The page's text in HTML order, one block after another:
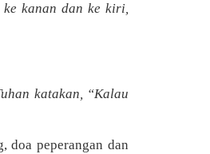
ke kanan dan ke kiri,
katakan, “Kalau
doa peperangan dan